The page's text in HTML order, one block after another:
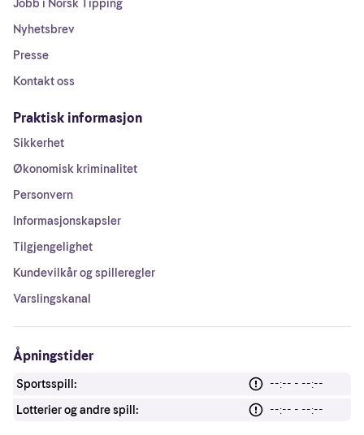
Jobb i Norsk Tipping
Nyhetsbrev
Presse
Kontakt oss
Praktisk informasjon
Sikkerhet
Økonomisk kriminalitet
Personvern
Informasjonskapsler
Tilgjengelighet
Kundevilkår og spilleregler
Varslingskanal
Åpningstider
Sportsspill:
--:-- - --:--
Lotterier og andre spill:
--:-- - --:--